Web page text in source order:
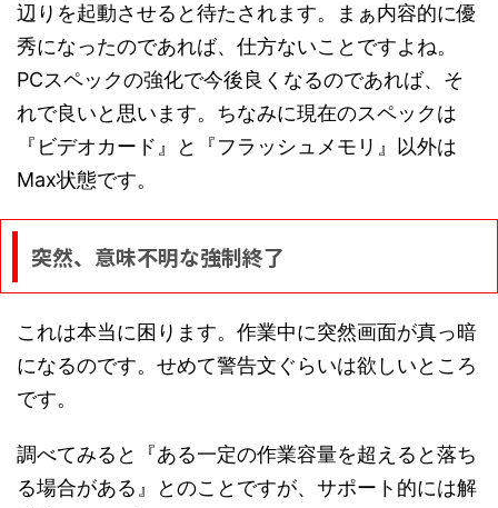
辺りを起動させると待たされます。まぁ内容的に優
秀になったのであれば、仕方ないことですよね。
PCスペックの強化で今後良くなるのであれば、そ
れで良いと思います。ちなみに現在のスペックは
『ビデオカード』と『フラッシュメモリ』以外は
Max状態です。
突然、意味不明な強制終了
これは本当に困ります。作業中に突然画面が真っ暗
になるのです。せめて警告文ぐらいは欲しいところ
です。
調べてみると『ある一定の作業容量を超えると落ち
る場合がある』とのことですが、サポート的には解